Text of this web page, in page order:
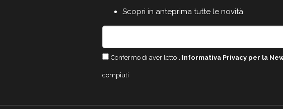
Scopri in anteprima tutte le novità
Confermo di aver letto l'Informativa Privacy per la
compiuti